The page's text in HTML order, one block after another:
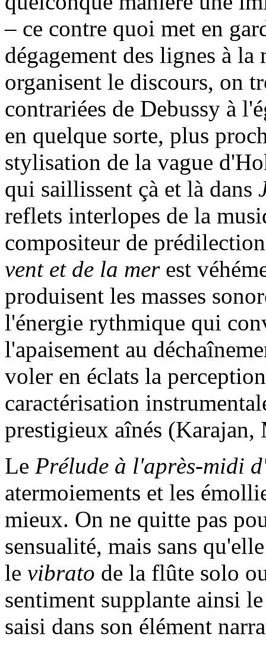
– ce contre quoi met en
dégagement des lignes à la
organisent le discours, on
contrariées de Debussy à
en quelque sorte, plus
stylisation de la vague
qui saillissent çà et là dans
reflets interlopes de la
compositeur de
vent et de la mer est
produisent les masses
l'énergie rythmique qui
l'apaisement au
voler en éclats la
caractérisation
prestigieux aînés
Le Prélude à l'après-midi
atermoiements et les
mieux. On ne quitte pas
sensualité, mais sans
le vibrato de la flûte solo
sentiment supplante ainsi
saisi dans son élément